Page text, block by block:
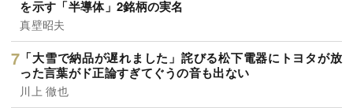
を示す「半導体」2銘柄の実名
真壁昭夫
「大雪で納品が遅れました」詫びる松下電器にトヨタが放
った言葉がド正論すぎてぐうの音も出ない
川上 徹也